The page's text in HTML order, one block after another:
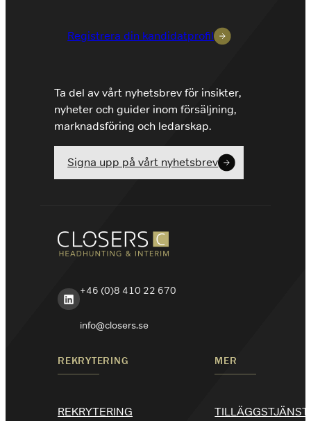
Registrera din kandidatprofil
Ta del av vårt nyhetsbrev för insikter,
nyheter och guider inom försäljning,
marknadsföring och ledarskap.
Signa upp på vårt nyhetsbrev
LinkedIn
+46 (0)8 410 22 670
info@closers.se
REKRYTERING
REKRYTERING
MER